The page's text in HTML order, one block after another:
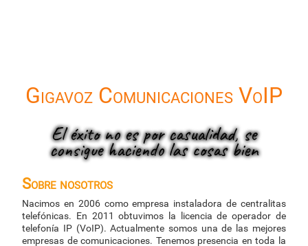
Gigavoz Comunicaciones VoIP
El éxito no es por casualidad, se
consigue haciendo las cosas bien
Sobre nosotros
Nacimos en 2006 como empresa instaladora de centralitas
telefónicas. En 2011 obtuvimos la licencia de operador de
telefonía IP (VoIP). Actualmente somos una de las mejores
empresas de comunicaciones. Tenemos presencia en toda la